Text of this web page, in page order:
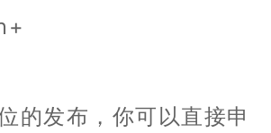
的发布，你可以直接申